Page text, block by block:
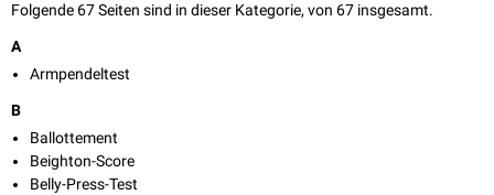
Folgende 67 Seiten sind in dieser Kategorie, von 67 insgesamt.
A
Armpendeltest
B
Ballottement
Beighton-Score
Belly-Press-Test